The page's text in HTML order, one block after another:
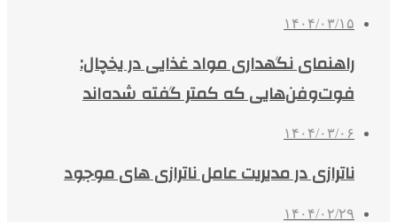
۱۴۰۴/۰۳/۱۵
راهنمای نگهداری مواد غذایی در یخچال:
فوت‌وفن‌هایی که کمتر گفته شده‌اند
۱۴۰۴/۰۳/۰۶
ناترازی در مدیریت عامل ناترازی های موجود
۱۴۰۴/۰۲/۲۹